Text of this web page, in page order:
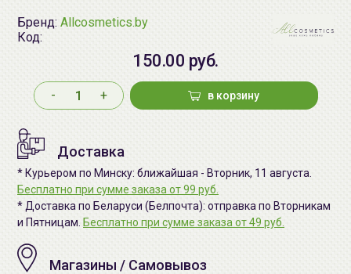
Бренд: Allcosmetics.by
Код:
150.00 руб.
- + в корзину
Доставка
* Курьером по Минску: ближайшая - Вторник, 11 августа.
Бесплатно при сумме заказа от 99 руб.
* Доставка по Беларуси (Белпочта): отправка по Вторникам
и Пятницам. Бесплатно при сумме заказа от 49 руб.
Магазины / Самовывоз